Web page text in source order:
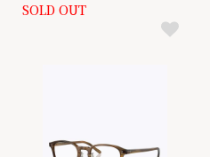
SOLD OUT